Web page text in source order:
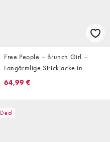
Free People – Brunch Girl –
Langärmlige Strickjacke in
Dusted Cocoa mit Reißverschluss
64,99 €
Deal